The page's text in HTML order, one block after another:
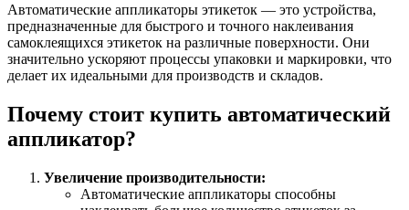
Автоматические аппликаторы этикеток — это устройства,
предназначенные для быстрого и точного наклеивания
самоклеящихся этикеток на различные поверхности. Они
значительно ускоряют процессы упаковки и маркировки, что
делает их идеальными для производств и складов.
Почему стоит купить автоматический
аппликатор?
Увеличение производительности:
Автоматические аппликаторы способны